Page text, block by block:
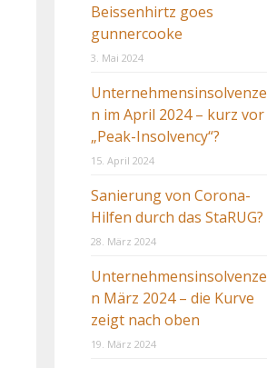
Beissenhirtz goes
gunnercooke
3. Mai 2024
Unternehmensinsolvenze
n im April 2024 – kurz vor
„Peak-Insolvency“?
15. April 2024
Sanierung von Corona-
Hilfen durch das StaRUG?
28. März 2024
Unternehmensinsolvenze
n März 2024 – die Kurve
zeigt nach oben
19. März 2024